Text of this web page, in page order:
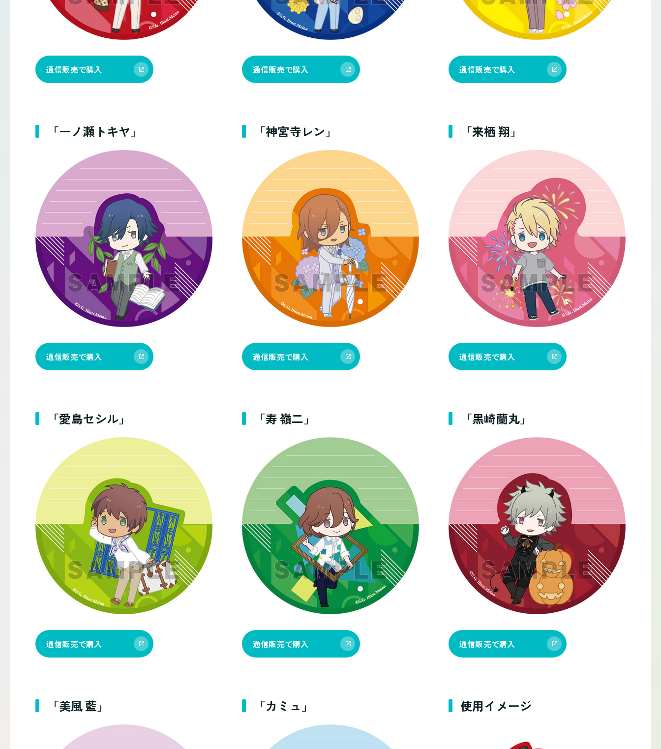
通信販売で購入 通信販売で購入 通信販売で購入
「一ノ瀬トキヤ」
通信販売で購入
「神宮寺レン」
通信販売で購入
「来栖 翔」
通信販売で購入
「愛島セシル」
通信販売で購入
「寿 嶺二」
通信販売で購入
「黒崎蘭丸」
通信販売で購入
「美風 藍」 「カミュ」 使用イメージ